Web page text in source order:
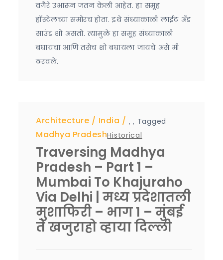
वगैरे उभारून जतन केली आहेत. हा समूह
हॉस्टेलच्या समोरच होता. इथे संध्याकाळी लाईट अँड
साउंड शो असतो. त्यामुळे हा समूह संध्याकाळी
बघायचा आणि तसेच शो बघायला जायचे असे मी
ठरवले.
Architecture ,
India ,
Madhya Pradesh
Tagged
Historical
Traversing Madhya
Pradesh – Part 1 –
Mumbai To Khajuraho
Via Delhi | मध्य प्रदेशातली
मुशाफिरी – भाग १ – मुंबई
ते खजुराहो व्हाया दिल्ली